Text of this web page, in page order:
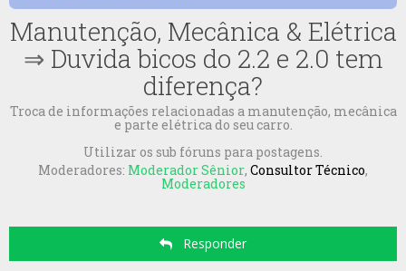
Manutenção, Mecânica & Elétrica
⇒ Duvida bicos do 2.2 e 2.0 tem
diferença?
Troca de informações relacionadas a manutenção, mecânica
e parte elétrica do seu carro.
Utilizar os sub fóruns para postagens.
Moderadores: Moderador Sênior, Consultor Técnico,
Moderadores
Responder